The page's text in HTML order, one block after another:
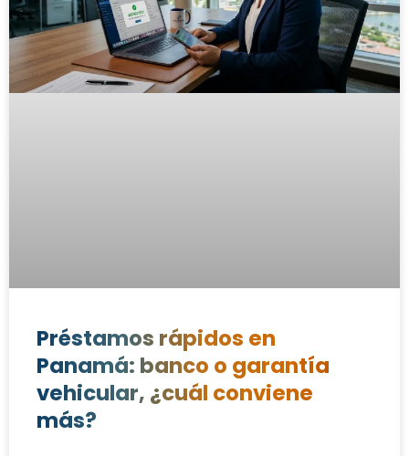
Préstamos rápidos en
Panamá: banco o garantía
vehicular, ¿cuál conviene
más?